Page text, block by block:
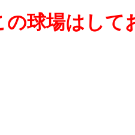
の球場はして